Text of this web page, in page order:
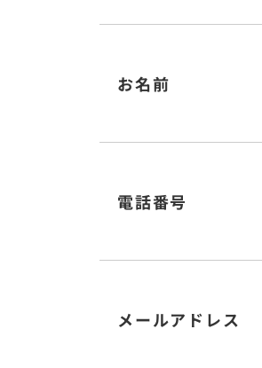
お名前
電話番号
メールアドレス